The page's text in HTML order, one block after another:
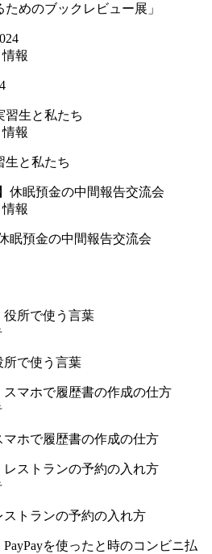
ためのブックレビュー展」
報
報
生と私たち
報
眠預金の中間報告交流会
所で使う言葉
マホで履歴書の作成の仕方
ストランの予約の入れ方